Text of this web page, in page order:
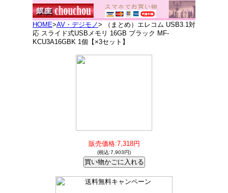
HOME>AV・デジモノ> （まとめ）エレコム USB3.1対
応 スライド式USBメモリ 16GB ブラック MF-
KCU3A16GBK 1個【×3セット】
販売価格:7,318円
(税込:7,903円)